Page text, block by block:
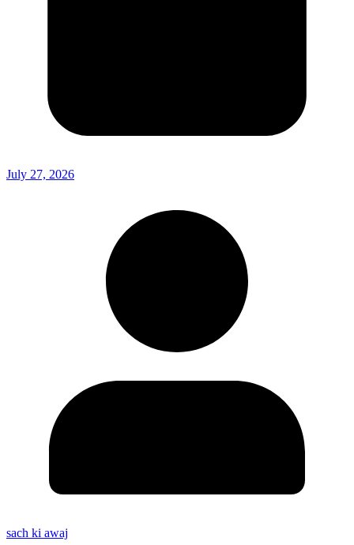
July 27, 2026
sach ki awaj